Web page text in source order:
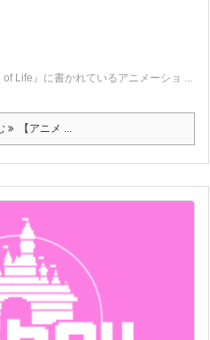
Life』に書かれているアニメーショ ...
【アニメ ...